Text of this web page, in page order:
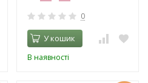
0
У кошик
В наявності